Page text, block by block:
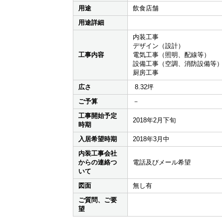
用途
飲食店舗
用途詳細
工事内容
内装工事
デザイン（設計）
電気工事（照明、配線等）
設備工事（空調、消防設備等
厨房工事
広さ
8.32坪
ご予算
－
工事開始予定
時期
2018年2月下旬
入居希望時期
2018年3月中
内装工事会社
からの連絡つ
いて
電話及びメール希望
図面
無し有
ご質問、ご要
望